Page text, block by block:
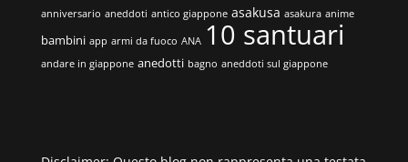
anniversario aneddoti antico giappone asakusa asakura anime
bambini app armi da fuoco ANA 10 santuari
andare in giappone anedotti bagno aneddoti sul giappone